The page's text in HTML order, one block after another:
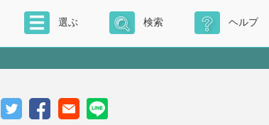
選ぶ 検索 ヘルプ